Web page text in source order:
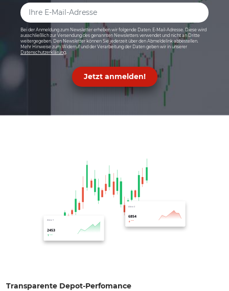
Bei der Anmeldung zum Newsletter erheben wir folgende Daten: E-Mail-Adresse. Diese wird
ausschließlich zur Versendung des genannten Newsletters verwendet und nicht an Dritte
weitergegeben. Den Newsletter können Sie jederzeit über den Abmeldelink abbestellen.
Mehr Hinweise zum Widerruf und der Verarbeitung der Daten geben wir in unserer
Datenschutzerklärung
Jetzt anmelden!
Transparente Depot-Perfomance